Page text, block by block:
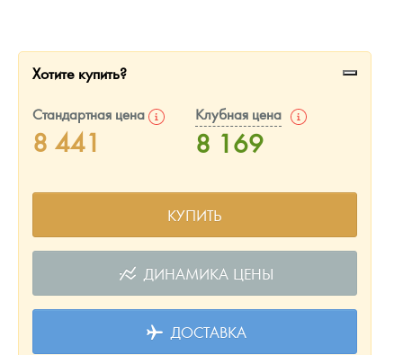
Наборы подарочных и коллекционных монет
Монеты и жетоны из недрагоценных металлов
Хотите купить?
Стандартная цена
8 441
Клубная цена
8 169
КУПИТЬ
ДИНАМИКА ЦЕНЫ
ДОСТАВКА